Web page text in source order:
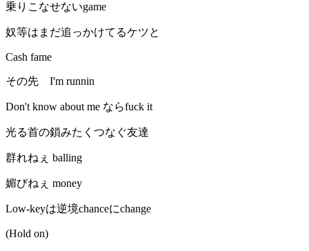
乗りこなせないgame
奴等はまだ追っかけてるケツと
Cash fame
その先 I'm runnin
Don't know about me ならfuck it
光る首の鎖みたくつなぐ友達
群れねぇ balling
媚びねぇ money
Low-keyは逆境chanceにchange
(Hold on)